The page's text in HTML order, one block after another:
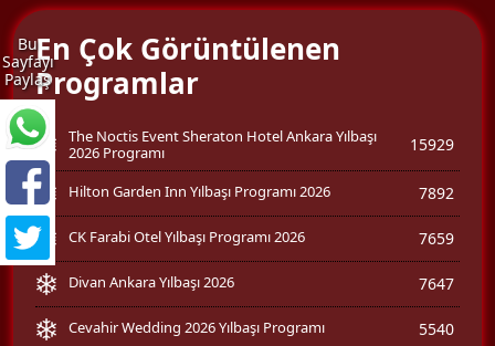
Bu
Sayfayı
Paylaş
En Çok Görüntülenen
Programlar
The Noctis Event Sheraton Hotel Ankara Yılbaşı
2026 Programı
15929
Hilton Garden Inn Yılbaşı Programı 2026 7892
CK Farabi Otel Yılbaşı Programı 2026 7659
Divan Ankara Yılbaşı 2026 7647
Cevahir Wedding 2026 Yılbaşı Programı 5540